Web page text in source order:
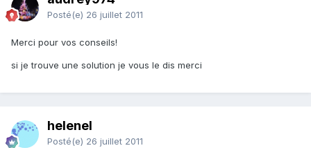
Posté(e) 26 juillet 2011
Merci pour vos conseils!
si je trouve une solution je vous le dis merci
helenel
Posté(e) 26 juillet 2011